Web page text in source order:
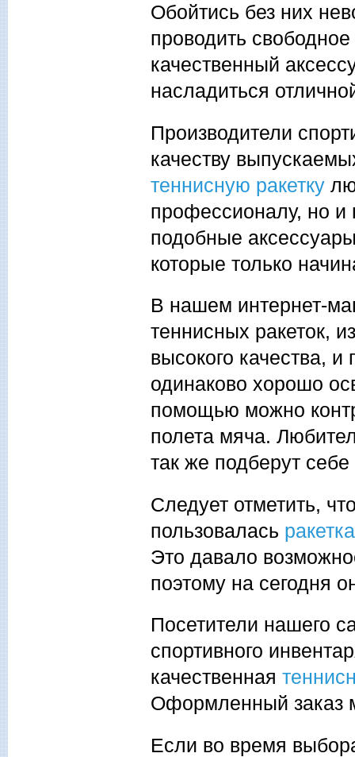
Обойтись без них
проводить
качественный
насладиться
Производители
качеству
теннисную ракетку
профессионалу, но и
подобные
которые только
В нашем интернет-
теннисных ракеток,
высокого качества,
одинаково хорошо
помощью можно
полета мяча.
так же подберут
Следует отметить,
пользовалась
Это давало
поэтому на сегодня
Посетители нашего
спортивного
качественная
Оформленный заказ
Если во время